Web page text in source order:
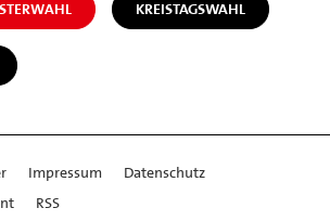
KREISTAGSWAHL
Impressum
Datenschutz
RSS